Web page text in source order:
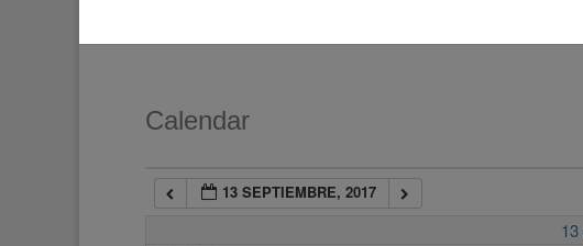
Calendar
13 SEPTIEMBRE, 2017
13
7:00 am